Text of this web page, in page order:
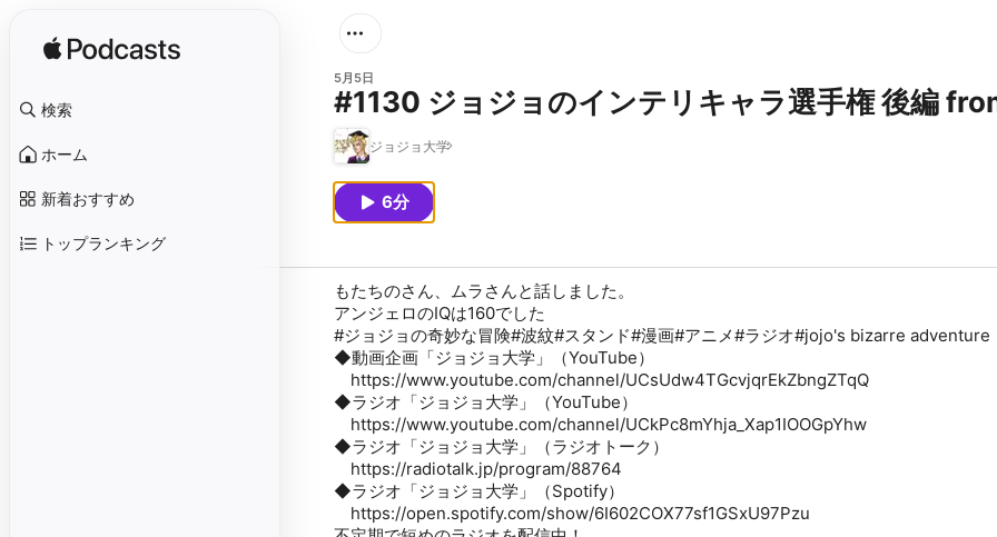
検索
ホーム
新着おすすめ
トップランキング
5月5日
#1130 ジョジョのインテリキャラ選手権 後編
ジョジョ大学
6分
もたちのさん、ムラさんと話しました。
アンジェロのIQは160でした
#ジョジョの奇妙な冒険#波紋#スタンド#漫画#アニメ#ラジオ#jojo's bizarre adventure
◆動画企画「ジョジョ大学」（YouTube）
https://www.youtube.com/channel/UCsUdw4TGcvjqrEkZbngZTqQ
◆ラジオ「ジョジョ大学」（YouTube）
https://www.youtube.com/channel/UCkPc8mYhja_Xap1IOOGpYhw
◆ラジオ「ジョジョ大学」（ラジオトーク）
https://radiotalk.jp/program/88764
◆ラジオ「ジョジョ大学」（Spotify）
https://open.spotify.com/show/6I602COX77sf1GSxU97Pzu